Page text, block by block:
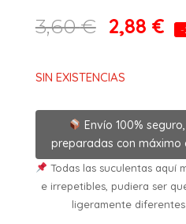
3,60€ 2,88 € -
SIN EXISTENCIAS
Envío 100%
preparadas con máximo
Todas las suculentas aquí
e irrepetibles, pudiera ser
ligeramente